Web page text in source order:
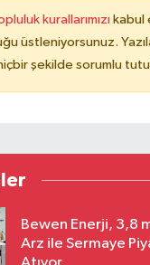
kurallarımızı kabul
üstleniyorsunuz.
şekilde sorumlu
Bewen Enerji, 3,8
Arz ile Sermaye